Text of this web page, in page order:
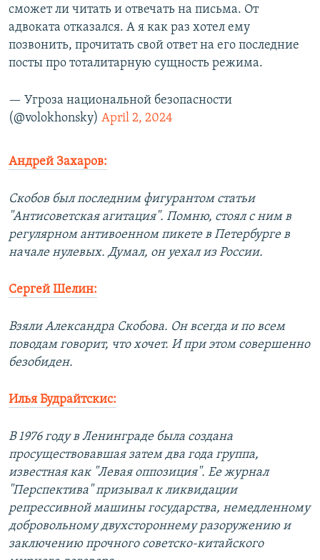
сможет ли читать и отвечать на письма. От
адвоката отказался. А я как раз хотел ему
позвонить, прочитать свой ответ на его последние
посты про тоталитарную сущность режима.
— Угроза национальной безопасности
(@volokhonsky) April 2, 2024
Андрей Захаров:
Скобов был последним фигурантом статьи
"Антисоветская агитация". Помню, стоял с ним в
регулярном антивоенном пикете в Петербурге в
начале нулевых. Думал, он уехал из России.
Сергей Шелин:
Взяли Александра Скобова. Он всегда и по всем
поводам говорит, что хочет. И при этом совершенно
безобиден.
Илья Будрайтскис:
В 1976 году в Ленинграде была создана
просуществовавшая затем два года группа,
известная как "Левая оппозиция". Ее журнал
"Перспектива" призывал к ликвидации
репрессивной машины государства, немедленному
добровольному двухстороннему разоружению и
заключению прочного советско-китайского